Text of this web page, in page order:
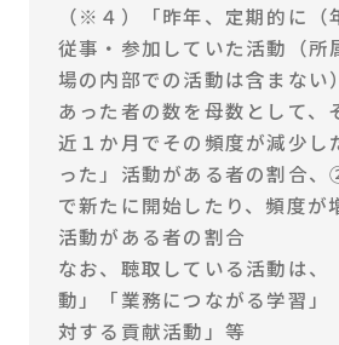
（※４）「昨年、定期的に（
従事・参加していた活動（所
場の内部での活動は含まない
あった者の数を母数として
近１か月でその頻度が減少し
った」活動がある者の割合
で新たに開始したり、頻度が
活動がある者の割合
なお、聴取している活動は、
動」「業務につながる学習」
対する貢献活動」等